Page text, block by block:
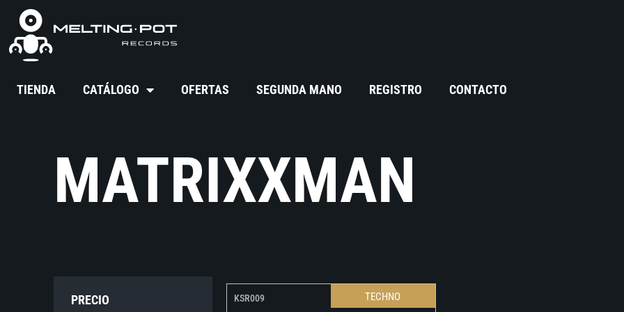
TIENDA CATÁLOGO OFERTAS SEGUNDA MANO REGISTRO CONTACTO
MATRIXXMAN
PRECIO KSR009 TECHNO